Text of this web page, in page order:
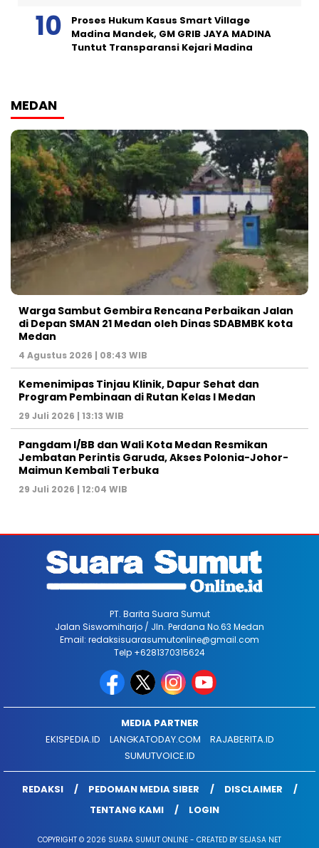
Proses Hukum Kasus Smart Village
Madina Mandek, GM GRIB JAYA MADINA
Tuntut Transparansi Kejari Madina
MEDAN
Warga Sambut Gembira Rencana Perbaikan Jalan
di Depan SMAN 21 Medan oleh Dinas SDABMBK kota
Medan
4 Agustus 2026 | 08:43 WIB
Kemenimipas Tinjau Klinik, Dapur Sehat dan
Program Pembinaan di Rutan Kelas I Medan
29 Juli 2026 | 13:13 WIB
Pangdam I/BB dan Wali Kota Medan Resmikan
Jembatan Perintis Garuda, Akses Polonia-Johor-
Maimun Kembali Terbuka
29 Juli 2026 | 12:04 WIB
PT. Barita Suara Sumut
Jalan Siswomiharjo / Jln. Perdana No.63 Medan
Email: redaksisuarasumutonline@gmail.com
Telp +6281370315624
MEDIA PARTNER
EKISPEDIA.ID
LANGKATODAY.COM
RAJABERITA.ID
SUMUTVOICE.ID
REDAKSI PEDOMAN MEDIA SIBER
DISCLAIMER
TENTANG KAMI
LOGIN
COPYRIGHT © 2026 SUARA SUMUT ONLINE - CREATED BY SEJASA NET